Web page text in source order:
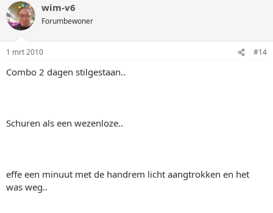
wim-v6
Forumbewoner
1 mrt 2010 #14
Combo 2 dagen stilgestaan..
Schuren als een wezenloze..
effe een minuut met de handrem licht aangtrokken en het
was weg..